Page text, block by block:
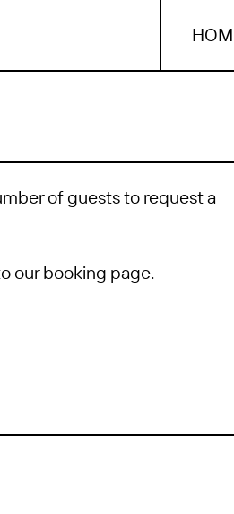
of guests to request a
our booking page.